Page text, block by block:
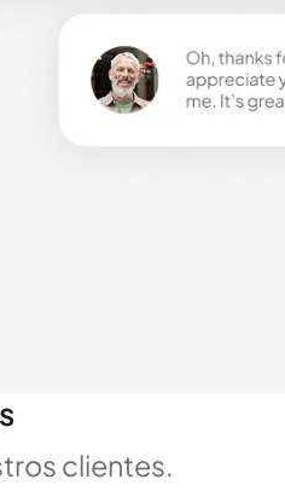
clientes.